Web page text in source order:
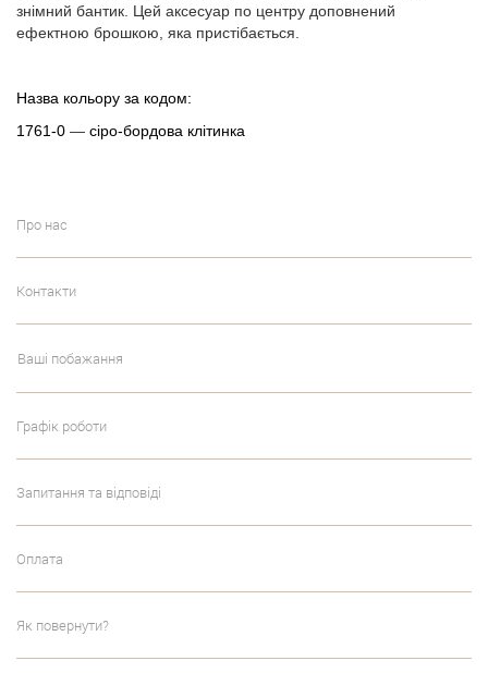
знімний бантик. Цей аксесуар по центру доповнений
ефектною брошкою, яка пристібається.
Назва кольору за кодом:
1761-0 — сіро-бордова клітинка
Про нас
Контакти
Ваші побажання
Графік роботи
Запитання та відповіді
Оплата
Як повернути?